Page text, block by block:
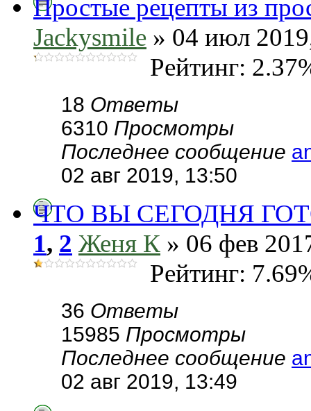
Простые рецепты из
Jackysmile » 04 июл
Рейтинг:
18 Ответы
6310 Просмотры
Последнее сообщение
02 авг 2019, 13:50
ЧТО ВЫ СЕГОДНЯ
1, 2 Женя К » 06 фев
Рейтинг:
36 Ответы
15985 Просмотры
Последнее сообщение
02 авг 2019, 13:49